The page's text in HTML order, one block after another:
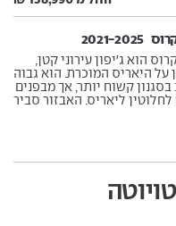
2025
הוא ג'יפון עירוני קטן,
על היאריס המוכרת. הוא גבוה
קשוח יותר, אך מבפנים
ליאריס. האבזור סביר